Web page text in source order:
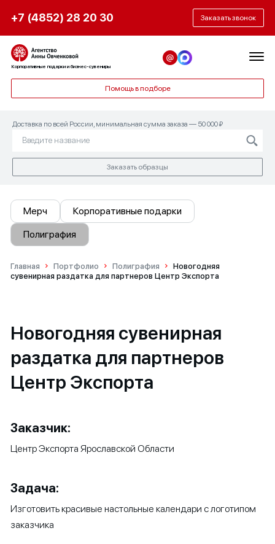
+7 (4852) 28 20 30 Заказать звонок
Корпоративные подарки и бизнес-сувениры
Помощь в подборе
Доставка по всей России, минимальная сумма заказа — 50 000 ₽
Заказать образцы
Мерч
Корпоративные подарки
Полиграфия
Главная Портфолио Полиграфия
Новогодняя
сувенирная раздатка для партнеров Центр Экспорта
Новогодняя сувенирная
раздатка для партнеров
Центр Экспорта
Заказчик:
Центр Экспорта Ярославской Области
Задача:
Изготовить красивые настольные календари с логотипом
заказчика